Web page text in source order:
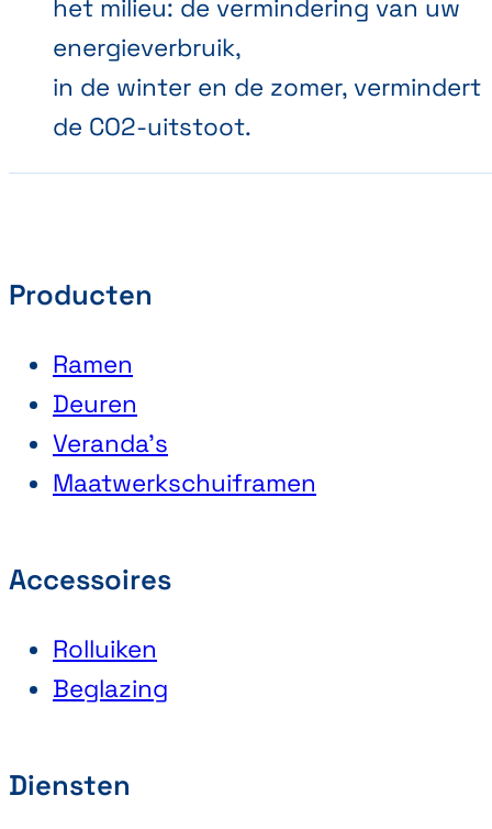
het milieu: de vermindering van uw
energieverbruik,
in de winter en de zomer, vermindert
de CO2-uitstoot.
Producten
Ramen
Deuren
Veranda’s
Maatwerkschuiframen
Accessoires
Rolluiken
Beglazing
Diensten